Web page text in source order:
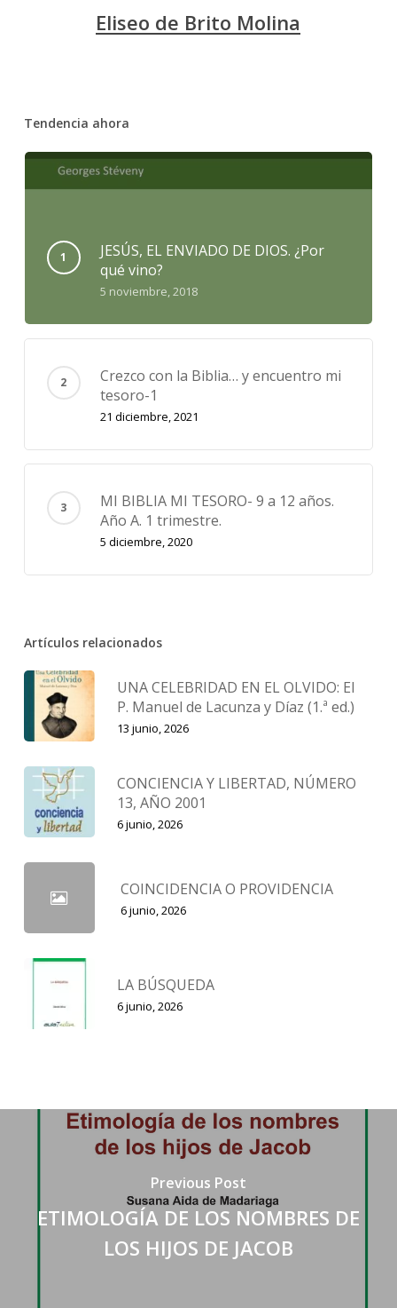
Eliseo de Brito Molina
Tendencia ahora
JESÚS, EL ENVIADO DE DIOS. ¿Por
qué vino?
5 noviembre, 2018
Crezco con la Biblia… y encuentro mi
tesoro-1
21 diciembre, 2021
MI BIBLIA MI TESORO- 9 a 12 años.
Año A. 1 trimestre.
5 diciembre, 2020
Artículos relacionados
UNA CELEBRIDAD EN EL OLVIDO: El
P. Manuel de Lacunza y Díaz (1.ª ed.)
13 junio, 2026
CONCIENCIA Y LIBERTAD, NÚMERO
13, AÑO 2001
6 junio, 2026
COINCIDENCIA O PROVIDENCIA
6 junio, 2026
LA BÚSQUEDA
6 junio, 2026
Previous Post
ETIMOLOGÍA DE LOS NOMBRES DE
LOS HIJOS DE JACOB